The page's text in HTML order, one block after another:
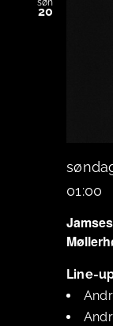
søn
20
01:00
Line-